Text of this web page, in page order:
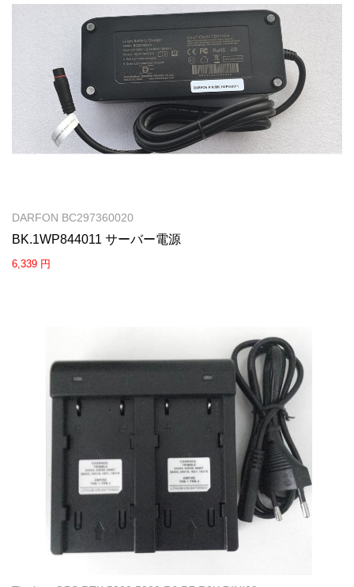
DARFON BC297360020
BK.1WP844011 サーバー電源
6,339 円